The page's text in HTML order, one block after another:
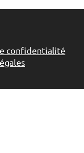
confidentialité